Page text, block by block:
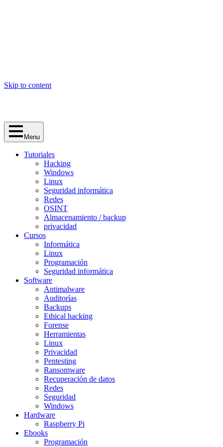
Skip to content
Menu
Tutoriales
Hacking
Windows
Linux
Seguridad informática
Redes
OSINT
Almacenamiento / backup
privacidad
Cursos
Informática
Linux
Programación
Seguridad informática
Software
Antimalware
Auditorías
Backups
Ethical hacking
Forense
Herramientas
Linux
Privacidad
Pentesting
Ransomware
Recuperación de datos
Redes
Seguridad
Windows
Hardware
Raspberry Pi
Ebooks
Programación